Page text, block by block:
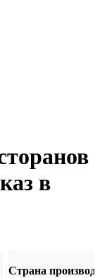
в
Страна